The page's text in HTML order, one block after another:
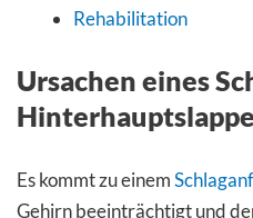
Rehabilitation
Ursachen eines
Es kommt zu einem
Gehirn beeinträchtigt und